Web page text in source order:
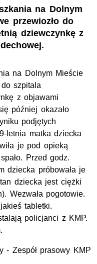
na Dolnym
przewiozło do
dziewczynkę z
na Dolnym Mieście
szpitala
z objawami
później okazało
podjętych
letnia matka dziecka
je pod opieką
Przed godz.
dziecka próbowała je
dziecka jest ciężki
Wezwała pogotowie.
tabletki.
policjanci z KMP.
- Zespół prasowy KMP